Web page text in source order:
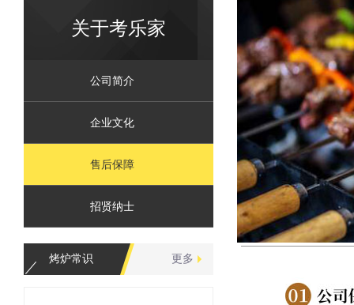
关于考乐家
公司简介
企业文化
售后保障
招贤纳士
更多
烤炉常识